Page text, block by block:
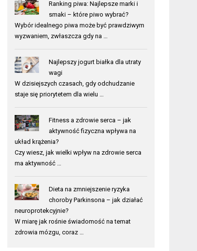
Ranking piwa: Najlepsze marki i
smaki – które piwo wybrać?
Wybór idealnego piwa może być prawdziwym
wyzwaniem, zwłaszcza gdy na …
Najlepszy jogurt białka dla utraty
wagi
W dzisiejszych czasach, gdy odchudzanie
staje się priorytetem dla wielu …
Fitness a zdrowie serca – jak
aktywność fizyczna wpływa na
układ krążenia?
Czy wiesz, jak wielki wpływ na zdrowie serca
ma aktywność …
Dieta na zmniejszenie ryzyka
choroby Parkinsona – jak działać
neuroprotekcyjnie?
W miarę jak rośnie świadomość na temat
zdrowia mózgu, coraz …